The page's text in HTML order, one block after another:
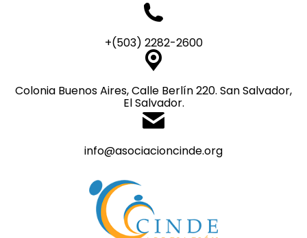
+(503) 2282-2600
Colonia Buenos Aires, Calle Berlín 220. San Salvador,
El Salvador.
info@asociacioncinde.org